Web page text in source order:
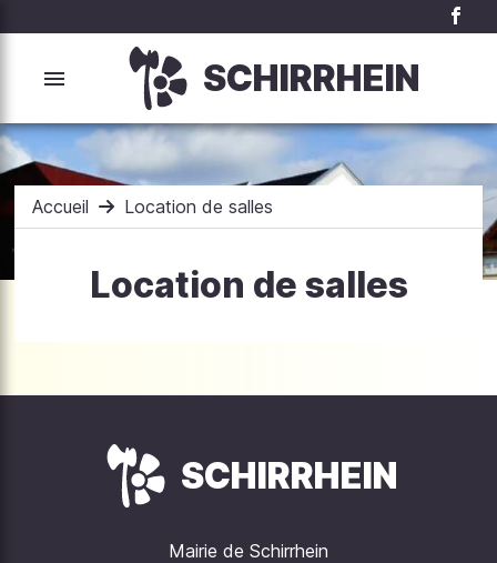
SCHIRRHEIN
Accueil Location de salles
Location de salles
SCHIRRHEIN
Mairie de Schirrhein